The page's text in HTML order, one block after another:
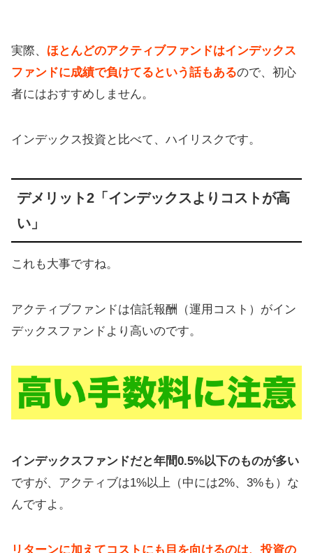
実際、 ほとんどのアクティブファンドはインデックス
ファンドに成績で負けてるという話もあるので、初心
者にはおすすめしません。
インデックス投資と比べて、ハイリスクです。
デメリット2「インデックスよりコストが高
い」
これも大事ですね。
アクティブファンドは信託報酬（運用コスト）がイン
デックスファンドより高いのです。
インデックスファンドだと年間0.5%以下のものが多い
ですが、アクティブは1%以上（中には2%、3%も）な
んですよ。
リターンに加えてコストにも目を向けるのは、投資の